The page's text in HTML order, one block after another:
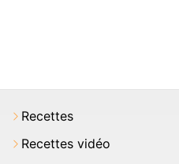
Recettes
Recettes vidéo